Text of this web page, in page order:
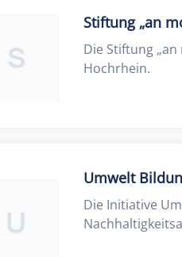
S
Stiftung „an
Die Stiftung
Hochrhein.
U
Umwelt
Die Initiative